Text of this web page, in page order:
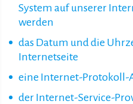
System auf unserer
werden
das Datum und die
Internetseite
eine Internet-Protokoll-
der Internet-Service-